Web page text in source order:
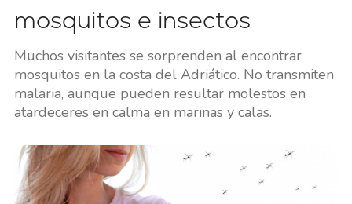
mosquitos e insectos
Muchos visitantes se sorprenden al encontrar
mosquitos en la costa del Adriático. No transmiten
malaria, aunque pueden resultar molestos en
atardeceres en calma en marinas y calas.